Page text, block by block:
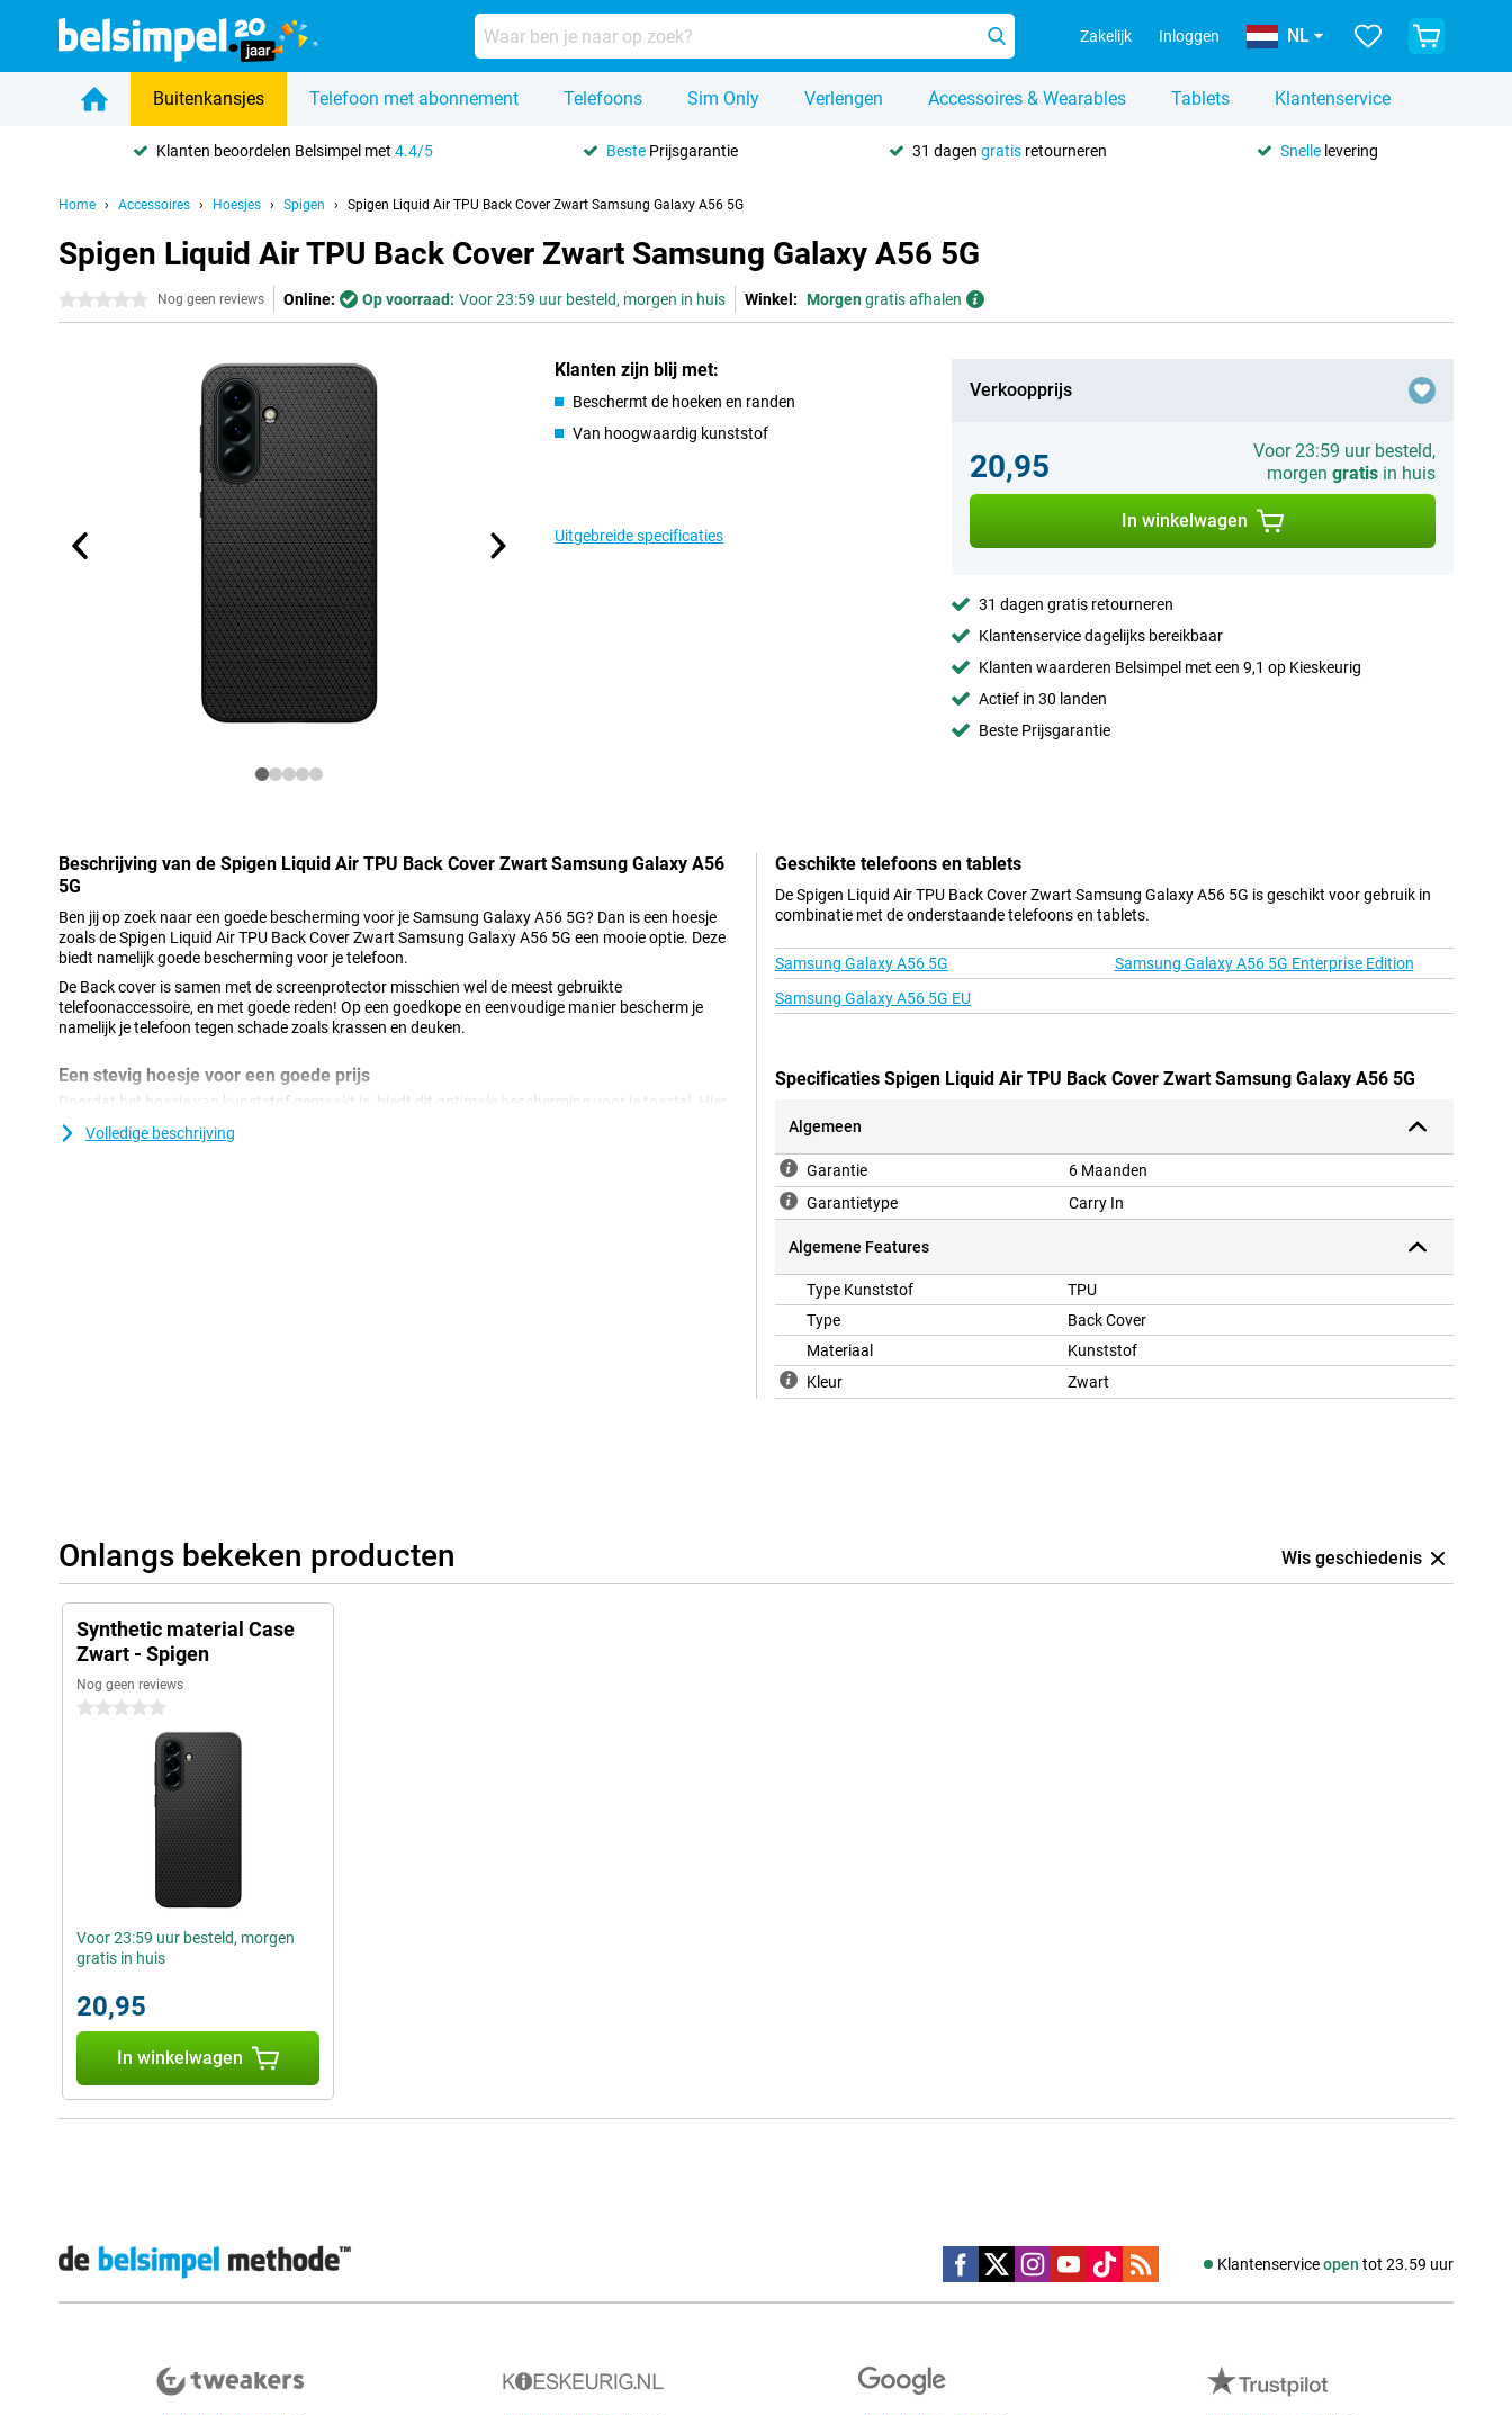
Zakelijk Inloggen NL
Buitenkansjes Telefoon met abonnement Telefoons Sim Only Verlengen Accessoires & Wearables Tablets Klantenservice
Klanten beoordelen Belsimpel met4.4/5 Beste Prijsgarantie 31 dagen gratisretourneren Snellelevering
Home Accessoires Hoesjes Spigen Spigen Liquid Air TPU Back Cover Zwart Samsung Galaxy A56 5G
Spigen Liquid Air TPU Back Cover Zwart Samsung Galaxy A56 5G
0 sterren Nog geen reviews Online: Op voorraad: Voor 23:59 uur besteld, morgen in huis Winkel: Morgengratis afhalen
Klanten zijn blij met:
Beschermt de hoeken en randen
Van hoogwaardig kunststof
Uitgebreide specificaties
Verkoopprijs
20,95
Voor 23:59 uur besteld,
morgen gratisin huis
In winkelwagen
31 dagen gratis retourneren
Klantenservice dagelijks bereikbaar
Klanten waarderen Belsimpel met een 9,1 op Kieskeurig
Actief in 30 landen
Beste Prijsgarantie
Beschrijving van de Spigen Liquid Air TPU Back Cover Zwart Samsung Galaxy A56
5G
Ben jij op zoek naar een goede bescherming voor je Samsung Galaxy A56 5G? Dan is een hoesje
zoals de Spigen Liquid Air TPU Back Cover Zwart Samsung Galaxy A56 5G een mooie optie. Deze
biedt namelijk goede bescherming voor je telefoon.
De Back cover is samen met de screenprotector misschien wel de meest gebruikte
telefoonaccessoire, en met goede reden! Op een goedkope en eenvoudige manier bescherm je
namelijk je telefoon tegen schade zoals krassen en deuken.
Een stevig hoesje voor een goede prijs
Doordat het hoesje van kunststof gemaakt is, biedt dit optimale bescherming voor je toestel. Hier
komt nog bij dat kunststof hoesjes vaak niet zo duur zijn als andere hoesjes. Dit hoesje is gemaakt
van zacht, flexibel TPU. De pasvorm is speciaal gemaakt voor jouw Samsung Galaxy A56 5G en
Volledige beschrijving
Geschikte telefoons en tablets
De Spigen Liquid Air TPU Back Cover Zwart Samsung Galaxy A56 5G is geschikt voor gebruik in
combinatie met de onderstaande telefoons en tablets.
Samsung Galaxy A56 5G
Samsung Galaxy A56 5G Enterprise Edition
Samsung Galaxy A56 5G EU
Specificaties Spigen Liquid Air TPU Back Cover Zwart Samsung Galaxy A56 5G
Algemeen
Garantie
6 Maanden
Garantietype
Carry In
Algemene Features
Type Kunststof
TPU
Type
Back Cover
Materiaal
Kunststof
Kleur
Zwart
Onlangs bekeken producten Wis geschiedenis
Synthetic material Case
Zwart - Spigen
Nog geen reviews
0 sterren
Voor 23:59 uur besteld, morgen
gratis in huis
20,95
In winkelwagen
Klantenserviceopen tot 23.59 uur
Social media